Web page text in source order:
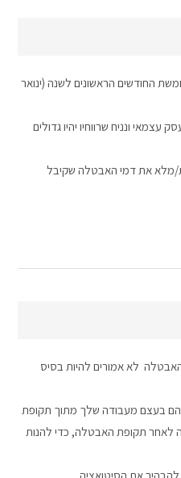
החודשים הראשונים לשנה (ינואר
ונניח שרווחיו יהיו גדולים
מלא את דמי האבטלה שקיבל
לא אמורים להיות בסיס
הם בעצם מעבודה שלך מתוך תקופת
לאחר תקופת האבטלה, כדי להנות